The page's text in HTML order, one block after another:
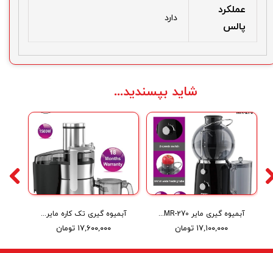
عملکرد
پالس
دارد
آبمیوه گیری تک کاره مایر Maier multifunction juicer MR-277
۱۷,۶۰۰,۰۰۰ تومان
آبمیوه گیری مایر Maier luxury juice extractor MR-270
۱۷,۱۰۰,۰۰۰ تومان
شاید بپسندید...